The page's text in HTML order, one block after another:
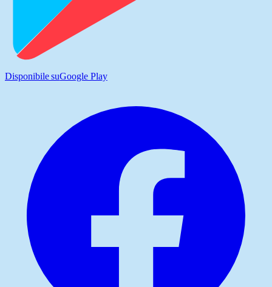
Disponibile suGoogle Play